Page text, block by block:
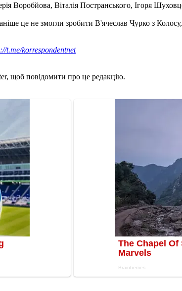
Воробйова, Віталія Постранського, Ігоря
це не змогли зробити В'ячеслав Чурко з
t.me/korrespondentnet
щоб повідомити про це редакцію.